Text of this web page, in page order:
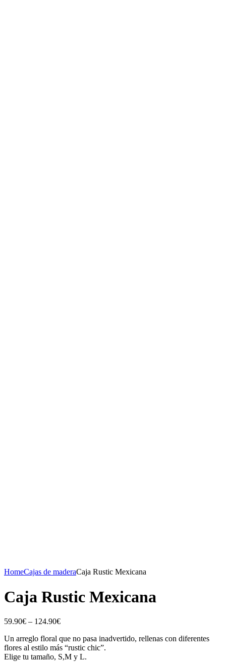
HomeCajas de maderaCaja Rustic Mexicana
Caja Rustic Mexicana
59.90€ – 124.90€
Un arreglo floral que no pasa inadvertido, rellenas con diferentes
flores al estilo más “rustic chic”.
Elige tu tamaño, S,M y L.